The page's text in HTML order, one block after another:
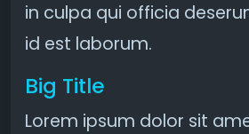
in culpa qui officia
id est laborum.
Big Title
Lorem ipsum dolor sit